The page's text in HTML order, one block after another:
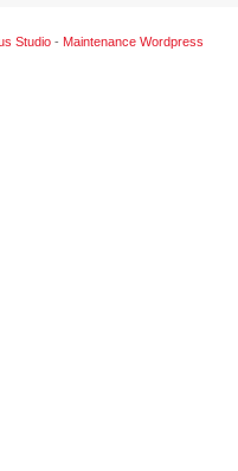
Studio - Maintenance Wordpress